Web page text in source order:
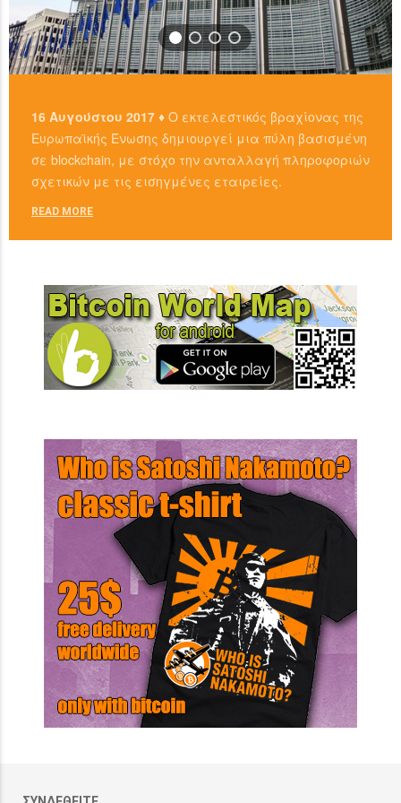
16 Αυγούστου 2017 ♦ Ο εκτελεστικός βραχίονας της
Ευρωπαϊκής Ένωσης δημιουργεί μια πύλη βασισμένη
σε blockchain, με στόχο την ανταλλαγή πληροφοριών
σχετικών με τις εισηγμένες εταιρείες.
READ MORE